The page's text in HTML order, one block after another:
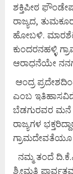
ಶಕ್ತಿಪೀಠ
ರಾಜ್ಯದ,
ಹೋಬಳಿ.
ಕುಂದರನಹಳ್ಳಿ
ಆರಾಧನೆಯೇ
ಆಂದ್ರ
ಎಂಬ
ಬೆಡಗುರವರ ಮನೆ
ರಾಜ್ಯಗಳ
ನಮ್ಮ ತಂದೆ
ಶ್ರೀಮತಿ